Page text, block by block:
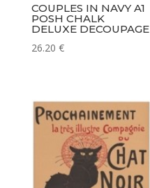
COUPLES IN NAVY A1
POSH CHALK
DELUXE DECOUPAGE
26.20 €